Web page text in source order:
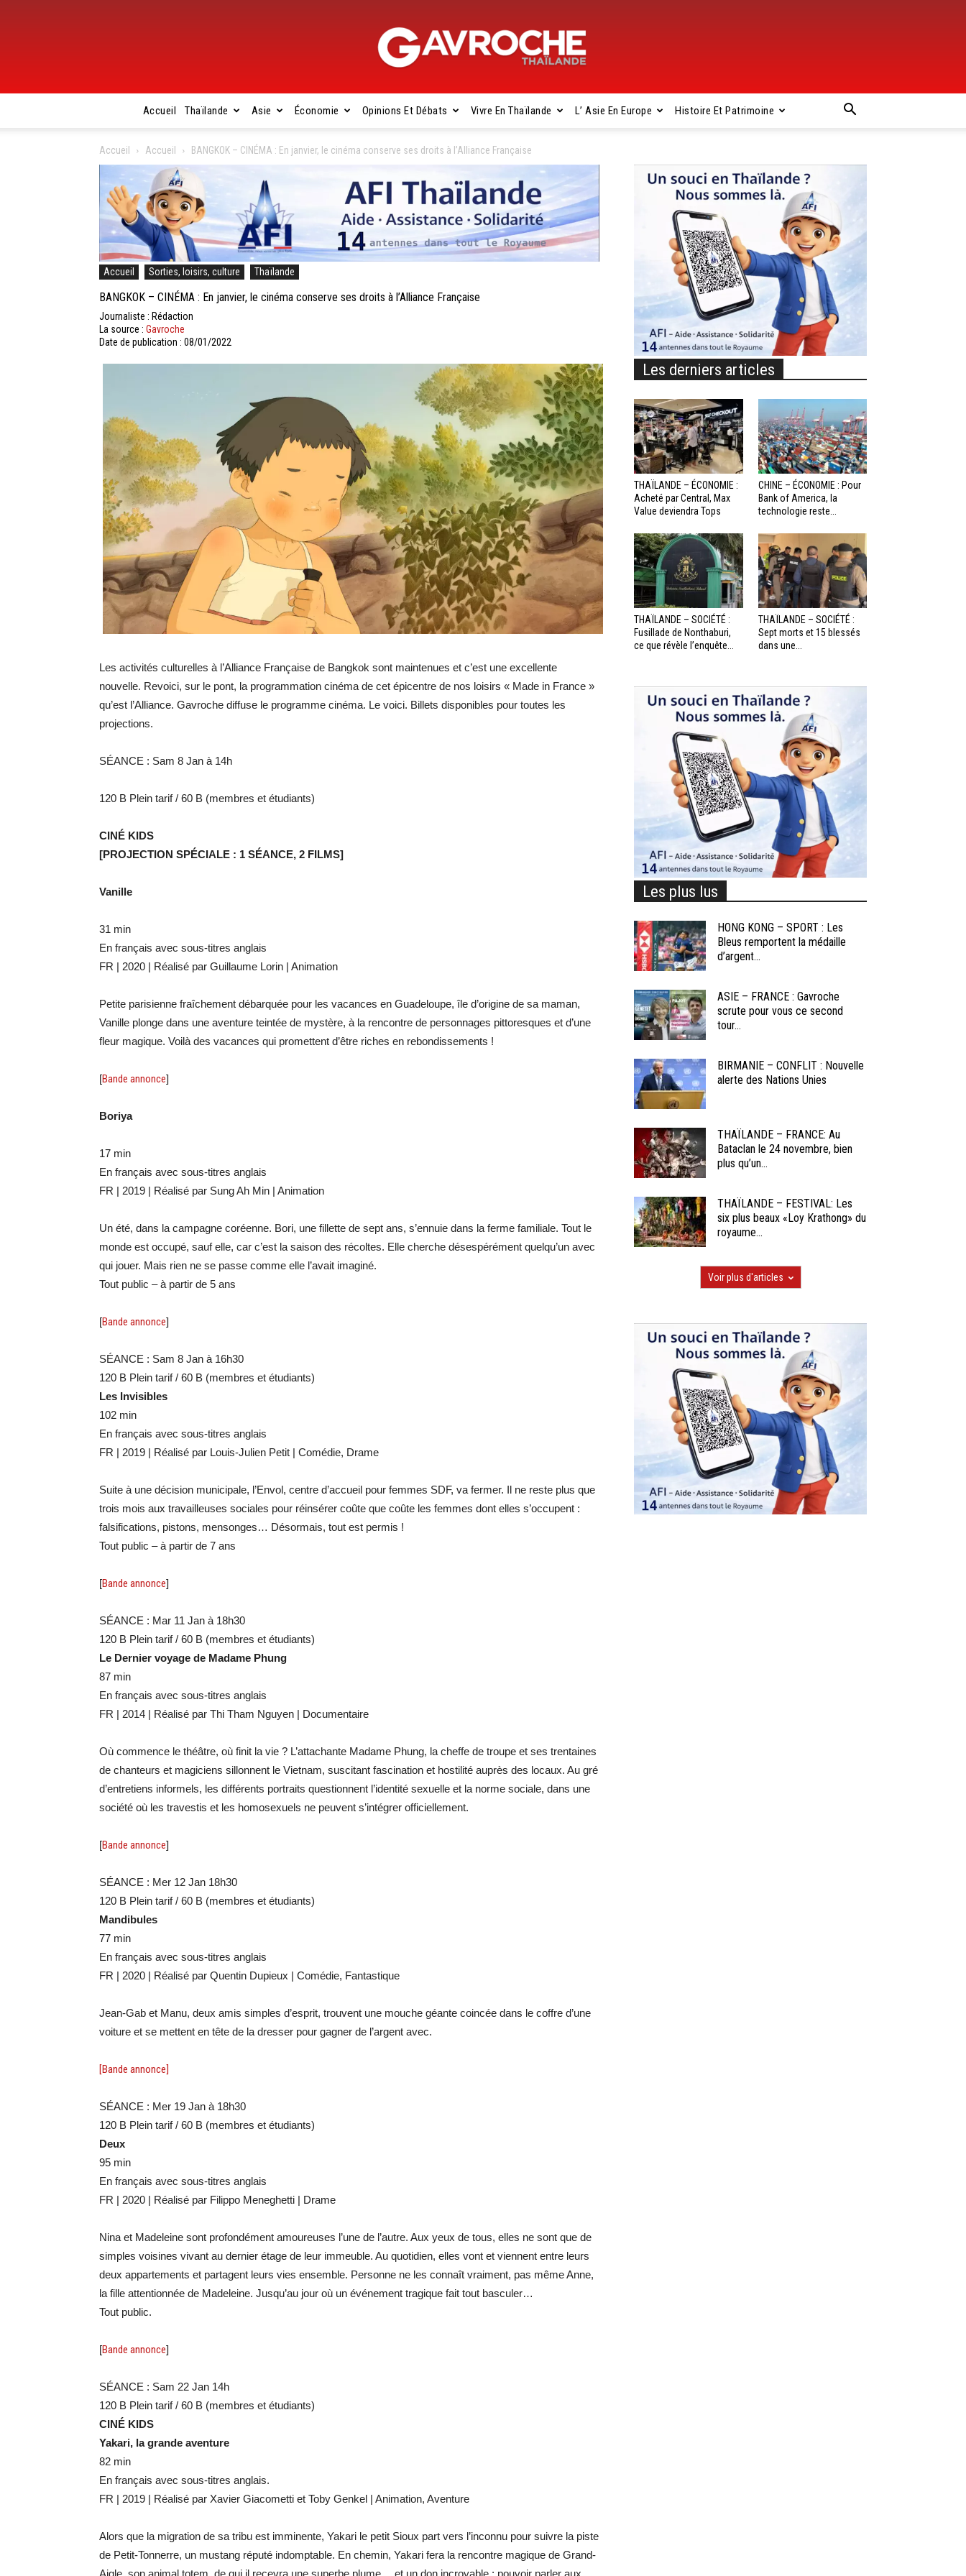
Gavroche
Thaïlande
Accueil Thaïlande Asie Économie Opinions Et Débats Vivre En Thaïlande L’ Asie En Europe Histoire Et Patrimoine
Accueil Accueil BANGKOK – CINÉMA : En janvier, le cinéma conserve ses droits à l’Alliance Française
Accueil Sorties, loisirs, culture Thaïlande
BANGKOK – CINÉMA : En janvier, le cinéma conserve ses droits à l’Alliance Française
Journaliste : Rédaction
La source : Gavroche
Date de publication : 08/01/2022
Les activités culturelles à l’Alliance Française de Bangkok sont maintenues et c’est une excellente
nouvelle. Revoici, sur le pont, la programmation cinéma de cet épicentre de nos loisirs « Made in France »
qu’est l’Alliance. Gavroche diffuse le programme cinéma. Le voici. Billets disponibles pour toutes les
projections.
SÉANCE : Sam 8 Jan à 14h
120 B Plein tarif / 60 B (membres et étudiants)
CINÉ KIDS
[PROJECTION SPÉCIALE : 1 SÉANCE, 2 FILMS]
Vanille
31 min
En français avec sous-titres anglais
FR | 2020 | Réalisé par Guillaume Lorin | Animation
Petite parisienne fraîchement débarquée pour les vacances en Guadeloupe, île d’origine de sa maman,
Vanille plonge dans une aventure teintée de mystère, à la rencontre de personnages pittoresques et d’une
fleur magique. Voilà des vacances qui promettent d’être riches en rebondissements !
[Bande annonce]
Boriya
17 min
En français avec sous-titres anglais
FR | 2019 | Réalisé par Sung Ah Min | Animation
Un été, dans la campagne coréenne. Bori, une fillette de sept ans, s’ennuie dans la ferme familiale. Tout le
monde est occupé, sauf elle, car c’est la saison des récoltes. Elle cherche désespérément quelqu’un avec
qui jouer. Mais rien ne se passe comme elle l’avait imaginé.
Tout public – à partir de 5 ans
[Bande annonce]
SÉANCE : Sam 8 Jan à 16h30
120 B Plein tarif / 60 B (membres et étudiants)
Les Invisibles
102 min
En français avec sous-titres anglais
FR | 2019 | Réalisé par Louis-Julien Petit | Comédie, Drame
Suite à une décision municipale, l’Envol, centre d’accueil pour femmes SDF, va fermer. Il ne reste plus que
trois mois aux travailleuses sociales pour réinsérer coûte que coûte les femmes dont elles s’occupent :
falsifications, pistons, mensonges… Désormais, tout est permis !
Tout public – à partir de 7 ans
[Bande annonce]
SÉANCE : Mar 11 Jan à 18h30
120 B Plein tarif / 60 B (membres et étudiants)
Le Dernier voyage de Madame Phung
87 min
En français avec sous-titres anglais
FR | 2014 | Réalisé par Thi Tham Nguyen | Documentaire
Où commence le théâtre, où finit la vie ? L’attachante Madame Phung, la cheffe de troupe et ses trentaines
de chanteurs et magiciens sillonnent le Vietnam, suscitant fascination et hostilité auprès des locaux. Au gré
d’entretiens informels, les différents portraits questionnent l’identité sexuelle et la norme sociale, dans une
société où les travestis et les homosexuels ne peuvent s’intégrer officiellement.
[Bande annonce]
SÉANCE : Mer 12 Jan 18h30
120 B Plein tarif / 60 B (membres et étudiants)
Mandibules
77 min
En français avec sous-titres anglais
FR | 2020 | Réalisé par Quentin Dupieux | Comédie, Fantastique
Jean-Gab et Manu, deux amis simples d’esprit, trouvent une mouche géante coincée dans le coffre d’une
voiture et se mettent en tête de la dresser pour gagner de l’argent avec.
[Bande annonce]
SÉANCE : Mer 19 Jan à 18h30
120 B Plein tarif / 60 B (membres et étudiants)
Deux
95 min
En français avec sous-titres anglais
FR | 2020 | Réalisé par Filippo Meneghetti | Drame
Nina et Madeleine sont profondément amoureuses l’une de l’autre. Aux yeux de tous, elles ne sont que de
simples voisines vivant au dernier étage de leur immeuble. Au quotidien, elles vont et viennent entre leurs
deux appartements et partagent leurs vies ensemble. Personne ne les connaît vraiment, pas même Anne,
la fille attentionnée de Madeleine. Jusqu’au jour où un événement tragique fait tout basculer…
Tout public.
[Bande annonce]
SÉANCE : Sam 22 Jan 14h
120 B Plein tarif / 60 B (membres et étudiants)
CINÉ KIDS
Yakari, la grande aventure
82 min
En français avec sous-titres anglais.
FR | 2019 | Réalisé par Xavier Giacometti et Toby Genkel | Animation, Aventure
Alors que la migration de sa tribu est imminente, Yakari le petit Sioux part vers l’inconnu pour suivre la piste
de Petit-Tonnerre, un mustang réputé indomptable. En chemin, Yakari fera la rencontre magique de Grand-
Les derniers articles
THAÏLANDE – ÉCONOMIE :
Acheté par Central, Max
Value deviendra Tops
CHINE – ÉCONOMIE : Pour
Bank of America, la
technologie reste...
THAÏLANDE – SOCIÉTÉ :
Fusillade de Nonthaburi,
ce que révèle l’enquête...
THAÏLANDE – SOCIÉTÉ :
Sept morts et 15 blessés
dans une...
Les plus lus
HONG KONG – SPORT : Les
Bleus remportent la médaille
d’argent...
ASIE – FRANCE : Gavroche
scrute pour vous ce second
tour...
BIRMANIE – CONFLIT : Nouvelle
alerte des Nations Unies
THAÏLANDE – FRANCE: Au
Bataclan le 24 novembre, bien
plus qu’un...
THAÏLANDE – FESTIVAL: Les
six plus beaux «Loy Krathong» du
royaume...
Voir plus d'articles